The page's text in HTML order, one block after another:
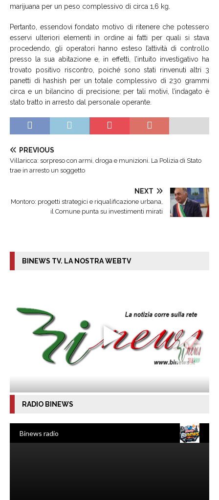
marijuana per un peso complessivo di circa 1,6 kg.
Pertanto, essendovi fondato motivo di ritenere che potessero
esservi ulteriori elementi in ordine ai fatti per quali si stava
procedendo, gli operatori hanno esteso l’attività di controllo
presso la sua abitazione e, in effetti, l’intuito investigativo ha
trovato positivo riscontro, poiché sono stati rinvenuti altri 3
panetti di hashish per un totale complessivo di 230 grammi
circa e un bilancino di precisione; per tali motivi, l’indagato è
stato tratto in arresto dal personale operante.
PREVIOUS
Villaricca: sorpreso con armi, droga e munizioni. La Polizia di Stato
trae in arresto un soggetto
NEXT
Montoro: progetti strategici e riqualificazione urbana,
il Comune punta su investimenti mirati
BINEWS TV. LA NOSTRA WEBTV
RADIO BINEWS